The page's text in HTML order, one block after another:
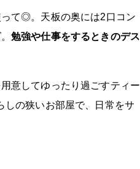
て◎。天板の奥には2口コン
勉強や仕事をするときのデス
意してゆったり過ごすティー
しの狭いお部屋で、日常をサ